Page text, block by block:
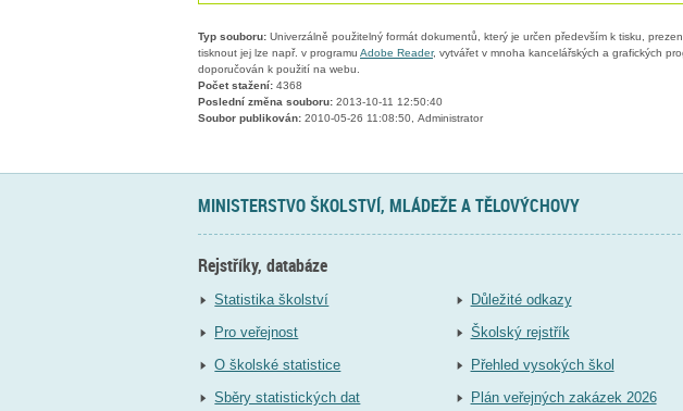
Typ souboru: Univerzálně použitelný formát dokumentů, který je určen především k tisku,
tisknout jej lze např. v programu Adobe Reader, vytvářet v mnoha kancelářských a grafických
doporučován k použití na webu.
Počet stažení: 4368
Poslední změna souboru: 2013-10-11 12:50:40
Soubor publikován: 2010-05-26 11:08:50, Administrator
MINISTERSTVO ŠKOLSTVÍ, MLÁDEŽE A TĚLOVÝCHOVY
Rejstříky, databáze
Statistika školství
Pro veřejnost
O školské statistice
Sběry statistických dat
Důležité odkazy
Školský rejstřík
Přehled vysokých škol
Plán veřejných zakázek 2026